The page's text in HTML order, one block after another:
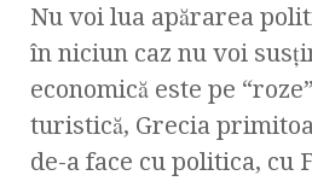
Nu voi lua apărarea
în niciun caz nu voi
economică este pe
turistică, Grecia
de-a face cu politica, cu